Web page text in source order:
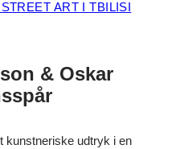
ART I TBILISI
& Oskar
kunstneriske udtryk i en